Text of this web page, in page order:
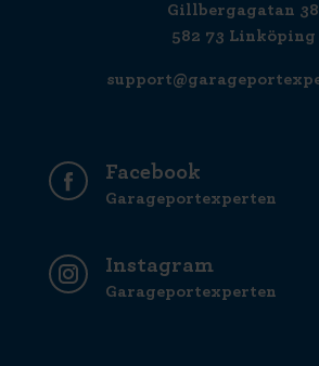
Gillbergagatan 38
582 73 Linköping
Facebook
Garageportexperten
Instagram
Garageportexperten